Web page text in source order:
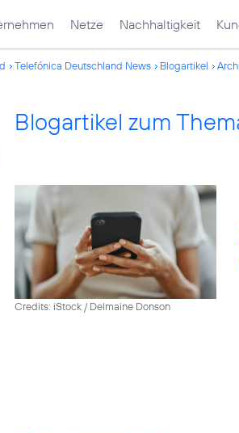
Netze Nachhaltigkeit
Telefónica Deutschland News Blogartikel
Blogartikel zum
Credits: iStock / Delmaine Donson